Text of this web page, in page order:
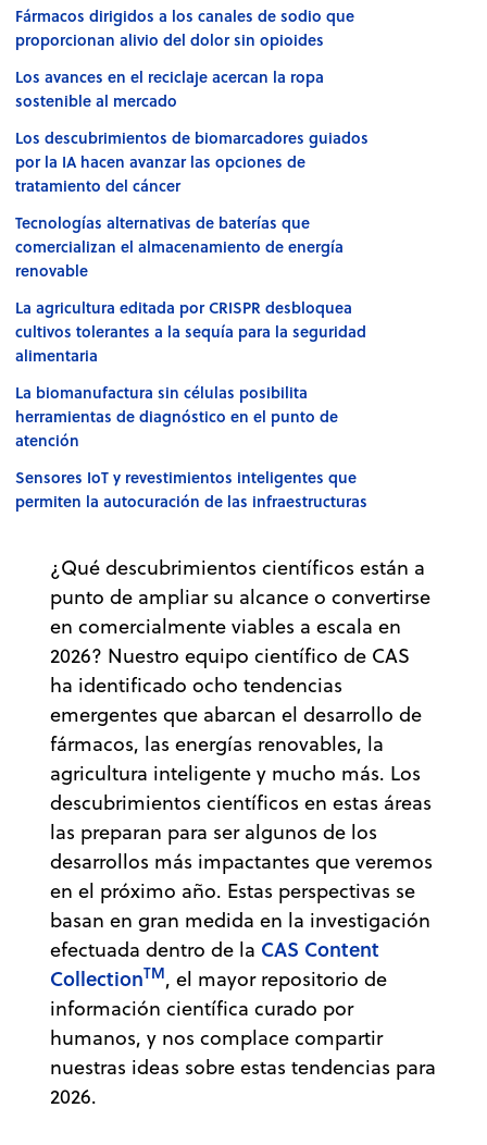
Fármacos dirigidos a los canales de sodio que
proporcionan alivio del dolor sin opioides
Los avances en el reciclaje acercan la ropa
sostenible al mercado
Los descubrimientos de biomarcadores guiados
por la IA hacen avanzar las opciones de
tratamiento del cáncer
Tecnologías alternativas de baterías que
comercializan el almacenamiento de energía
renovable
La agricultura editada por CRISPR desbloquea
cultivos tolerantes a la sequía para la seguridad
alimentaria
La biomanufactura sin células posibilita
herramientas de diagnóstico en el punto de
atención
Sensores IoT y revestimientos inteligentes que
permiten la autocuración de las infraestructuras
¿Qué descubrimientos científicos están a
punto de ampliar su alcance o convertirse
en comercialmente viables a escala en
2026? Nuestro equipo científico de CAS
ha identificado ocho tendencias
emergentes que abarcan el desarrollo de
fármacos, las energías renovables, la
agricultura inteligente y mucho más. Los
descubrimientos científicos en estas áreas
las preparan para ser algunos de los
desarrollos más impactantes que veremos
en el próximo año. Estas perspectivas se
basan en gran medida en la investigación
efectuada dentro de la CAS Content
CollectionTM, el mayor repositorio de
información científica curado por
humanos, y nos complace compartir
nuestras ideas sobre estas tendencias para
2026.